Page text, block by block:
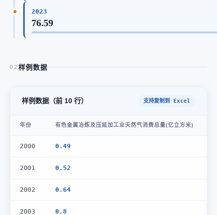
2023
76.59
02 样例数据
样例数据（前 10 行） 支持复制到 Excel
年份 有色金属冶炼及压延加工业天然气消费总量(亿立方米)
2000 0.49
2001 0.52
2002 0.64
2003 0.8